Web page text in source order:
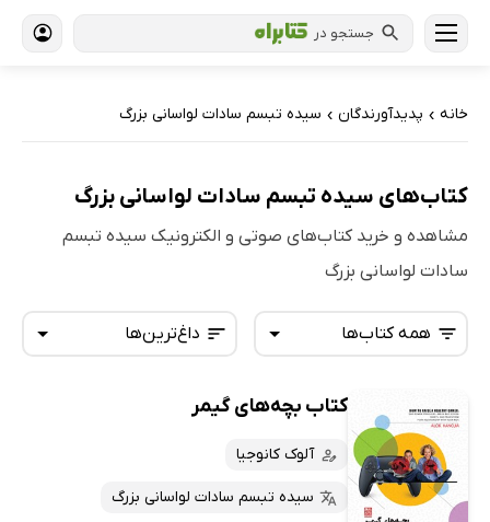
جستجو در
خانه › پدیدآورندگان › سیده تبسم سادات لواسانی بزرگ
کتاب‌های سیده تبسم سادات لواسانی بزرگ
مشاهده و خرید کتاب‌های صوتی و الکترونیک سیده تبسم
سادات لواسانی بزرگ
داغ‌ترین‌ها
تازه‌ها
پرفروش‌ها
همه کتاب‌ها
همه کتاب‌ها
کتاب‌های صوتی
کتاب‌های متنی
کتاب بچه‌های گیمر
آلوک کانوجیا
سیده تبسم سادات لواسانی بزرگ